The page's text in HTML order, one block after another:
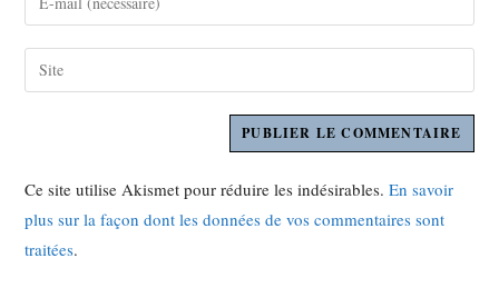
Ce site utilise Akismet pour réduire les indésirables.En savoir
plus sur la façon dont les données de vos commentaires sont
traitées.